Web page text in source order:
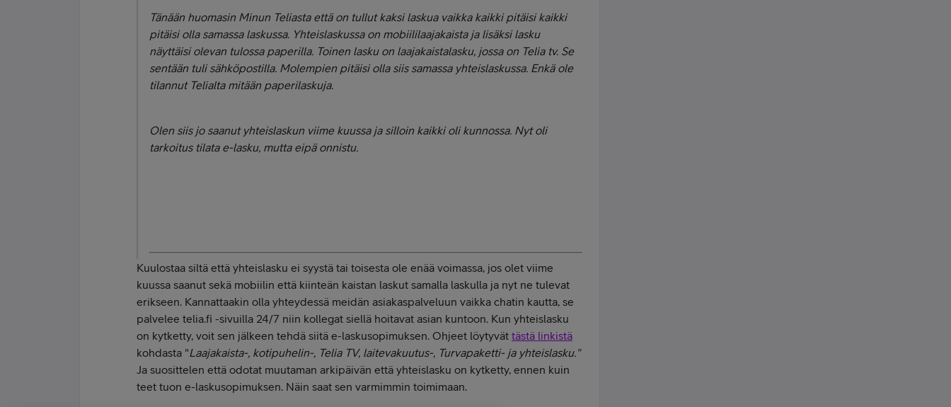
Tänään huomasin Minun Teliasta että on tullut kaksi laskua vaikka kaikki pitäisi kaikki
pitäisi olla samassa laskussa. Yhteislaskussa on mobiililaajakaista ja lisäksi lasku
näyttäisi olevan tulossa paperilla. Toinen lasku on laajakaistalasku, jossa on Telia tv. Se
sentään tuli sähköpostilla. Molempien pitäisi olla siis samassa yhteislaskussa. Enkä ole
tilannut Telialta mitään paperilaskuja.
Olen siis jo saanut yhteislaskun viime kuussa ja silloin kaikki oli kunnossa. Nyt oli
tarkoitus tilata e-lasku, mutta eipä onnistu.
Kuulostaa siltä että yhteislasku ei syystä tai toisesta ole enää voimassa, jos olet viime
kuussa saanut sekä mobiilin että kiinteän kaistan laskut samalla laskulla ja nyt ne tulevat
erikseen. Kannattaakin olla yhteydessä meidän asiakaspalveluun vaikka chatin kautta, se
palvelee telia.fi -sivuilla 24/7 niin kollegat siellä hoitavat asian kuntoon. Kun yhteislasku
on kytketty, voit sen jälkeen tehdä siitä e-laskusopimuksen. Ohjeet löytyvät tästä linkistä
kohdasta "Laajakaista-, kotipuhelin-, Telia TV, laitevakuutus-, Turvapaketti- ja yhteislasku."
Ja suosittelen että odotat muutaman arkipäivän että yhteislasku on kytketty, ennen kuin
teet tuon e-laskusopimuksen. Näin saat sen varmimmin toimimaan.